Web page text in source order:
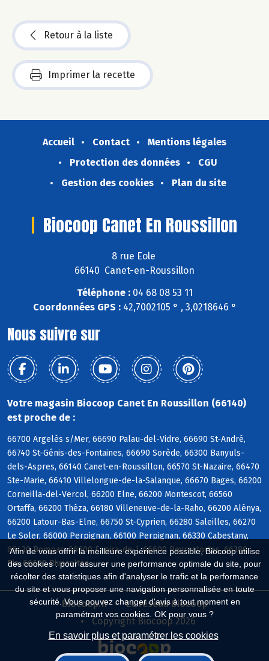
Afin de vous offrir la meilleure expérience possible, Biocoop utilise
des cookies : pour assurer une performance optimale du site, pour
récolter des statistiques afin d'analyser le trafic et la performance
du site et vous proposer une navigation personnalisée en toute
sécurité. Vous pouvez changer d'avis à tout moment en
paramétrant vos cookies. OK pour vous ?
En savoir plus et paramétrer les cookies
Retour à la liste
Imprimer la recette
Accueil Contact
Mentions légales
Protection des données
CGU
Gestion des cookies
Plan du site
Biocoop Canet En Roussillon
8 rue Eole
66140 Canet-en-Roussillon
Téléphone :04 68 08 53 11
Coordonnées GPS :42,7002105 ° , 3,0218646 °
Nous suivre sur
Votre magasin Biocoop Canet En Roussillon (66140)
est proche de :
66700 Argelès s/Mer, 66690 Palau-del-Vidre, 66690 St-André,
66740 St-Génis-des-Fontaines, 66690 Sorède, 66300 Banyuls-
dels-Aspres, 66140 Canet-en-Roussillon, 66570 St-Nazaire, 66470
Ste-Marie, 66410 Villelongue-de-la-Salanque, 66670 Bages, 66200
Corneilla-del-Vercol, 66200 Elne, 66200 Montescot, 66560
Ortaffa, 66200 Théza, 66180 Villeneuve-de-la-Raho, 66200 Alénya,
66200 Latour-Bas-Elne, 66750 St-Cyprien, 66280 Saleilles, 66270
Le Soler, 66000 Perpignan, 66100 Perpignan, 66330 Cabestany,
66430 Bompas, 66600 Espira-de-l, 66600 Peyrestortes, 66380
Pia, 66600 Rivesaltes
Biocoop.fr
Le réseau Biocoop
Copyright Biocoop 2026